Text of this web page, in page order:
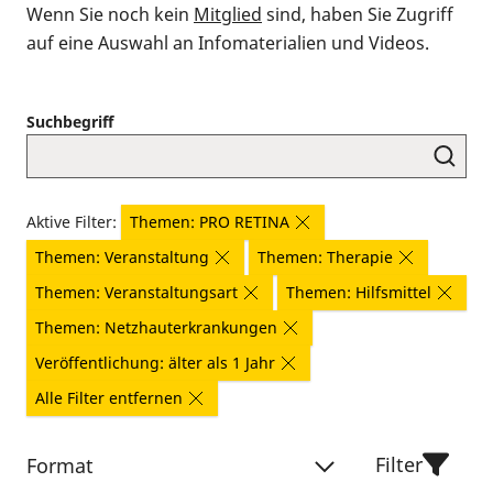
Wenn Sie noch kein Mitglied sind, haben Sie Zugriff
auf eine Auswahl an Infomaterialien und Videos.
Suchbegriff
Aktive Filter:
Themen: PRO RETINA
Themen: Veranstaltung
Themen: Therapie
Themen: Veranstaltungsart
Themen: Hilfsmittel
Themen: Netzhauterkrankungen
Veröffentlichung: älter als 1 Jahr
Alle Filter entfernen
Format Filter